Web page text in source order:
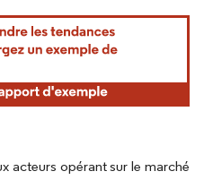
nécessite une attribution sous CC BY
acteurs opérant sur le marché